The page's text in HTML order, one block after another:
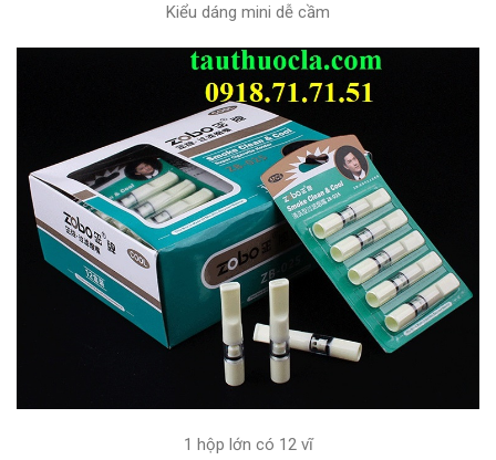
Kiểu dáng mini dễ cầm
1 hộp lớn có 12 vĩ